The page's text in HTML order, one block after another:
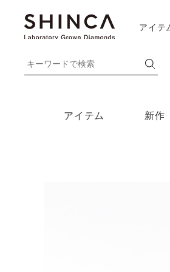
アイテム 新作
アイテ